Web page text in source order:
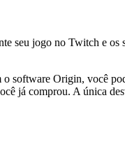
seu jogo no Twitch e os
software Origin, você
já comprou. A única